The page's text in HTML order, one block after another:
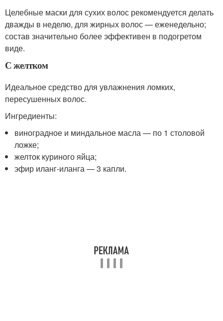
Целебные маски для сухих волос рекомендуется делать
дважды в неделю, для жирных волос — еженедельно;
состав значительно более эффективен в подогретом
виде.
С желтком
Идеальное средство для увлажнения ломких,
пересушенных волос.
Ингредиенты:
виноградное и миндальное масла — по 1 столовой
ложке;
желток куриного яйца;
эфир иланг-иланга — 3 капли.